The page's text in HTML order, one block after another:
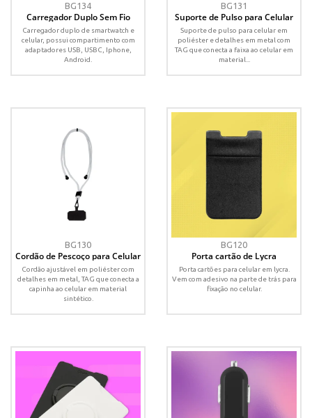
BG134
Carregador Duplo Sem Fio
Carregador duplo de smartwatch e
celular, possui compartimento com
adaptadores USB, USBC, Iphone,
Android.
BG131
Suporte de Pulso para Celular
Suporte de pulso para celular em
poliéster e detalhes em metal com
TAG que conecta a faixa ao celular em
material...
BG130
Cordão de Pescoço para Celular
Cordão ajustável em poliéster com
detalhes em metal, TAG que conecta a
capinha ao celular em material
sintético.
BG120
Porta cartão de Lycra
Porta cartões para celular em lycra.
Vem com adesivo na parte de trás para
fixação no celular.